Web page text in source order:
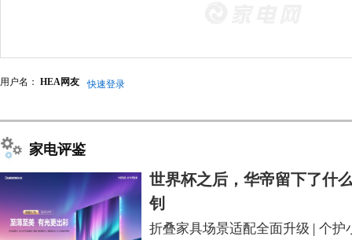
用户名： HEA网友 快速登录
家电评鉴
世界杯之后，华帝留下了什
钊
折叠家具场景适配全面升级 | 个护